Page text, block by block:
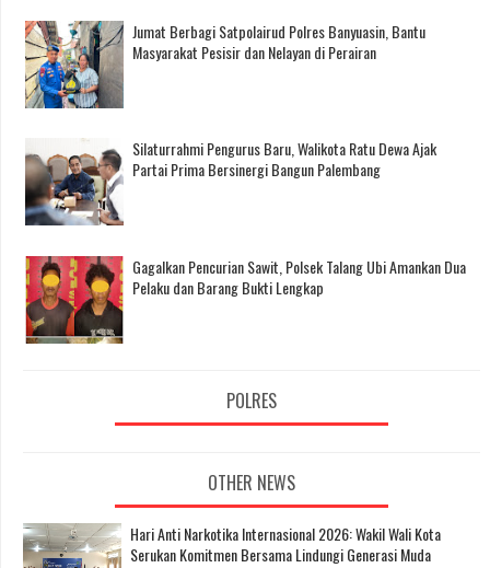
Jumat Berbagi Satpolairud Polres Banyuasin, Bantu
Masyarakat Pesisir dan Nelayan di Perairan
Silaturrahmi Pengurus Baru, Walikota Ratu Dewa Ajak
Partai Prima Bersinergi Bangun Palembang
Gagalkan Pencurian Sawit, Polsek Talang Ubi Amankan Dua
Pelaku dan Barang Bukti Lengkap
POLRES
OTHER NEWS
Hari Anti Narkotika Internasional 2026: Wakil Wali Kota
Serukan Komitmen Bersama Lindungi Generasi Muda